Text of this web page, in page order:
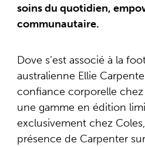
soins du quotidien,
communautaire.
Dove s’est associé à la
australienne Ellie
confiance corporelle
une gamme en édition
exclusivement chez
présence de Carpenter